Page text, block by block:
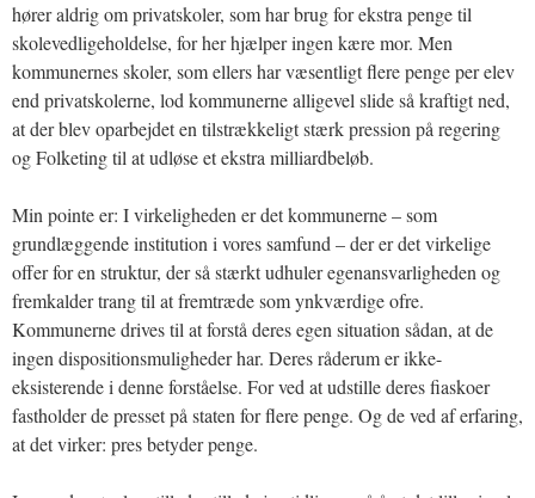
hører aldrig om privatskoler, som har brug for ekstra penge til
skolevedligeholdelse, for her hjælper ingen kære mor. Men
kommunernes skoler, som ellers har væsentligt flere penge per elev
end privatskolerne, lod kommunerne alligevel slide så kraftigt ned,
at der blev oparbejdet en tilstrækkeligt stærk pression på regering
og Folketing til at udløse et ekstra milliardbeløb.
Min pointe er: I virkeligheden er det kommunerne – som
grundlæggende institution i vores samfund – der er det virkelige
offer for en struktur, der så stærkt udhuler egenansvarligheden og
fremkalder trang til at fremtræde som ynkværdige ofre.
Kommunerne drives til at forstå deres egen situation sådan, at de
ingen dispositionsmuligheder har. Deres råderum er ikke-
eksisterende i denne forståelse. For ved at udstille deres fiaskoer
fastholder de presset på staten for flere penge. Og de ved af erfaring,
at det virker: pres betyder penge.